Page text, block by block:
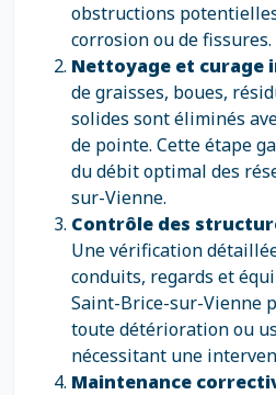
obstructions
corrosion ou de fissures.
Nettoyage et curage
de graisses, boues,
solides sont éliminés
de pointe. Cette étape
du débit optimal des
sur-Vienne.
Contrôle des
Une vérification
conduits, regards et
Saint-Brice-sur-Vienne
toute détérioration ou
nécessitant une
Maintenance